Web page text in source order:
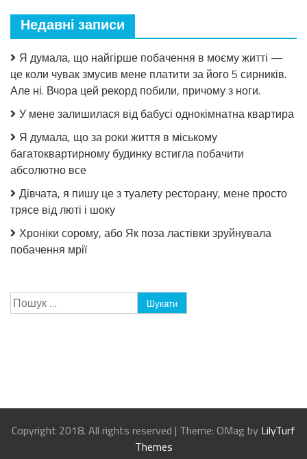
Недавні записи
Я думала, що найгірше побачення в моєму житті —
це коли чувак змусив мене платити за його 5 сирників.
Але ні. Вчора цей рекорд побили, причому з ноги.
У мене залишилася від бабусі однокімнатна квартира
Я думала, що за роки життя в міському
багатоквартирному будинку встигла побачити
абсолютно все
Дівчата, я пишу це з туалету ресторану, мене просто
трясе від люті і шоку
Хроніки сорому, або Як поза ластівки зруйнувала
побачення мрії
Пошук:
Copyright 2018. All rights reserved | Theme: OMag by LilyTurf
Themes